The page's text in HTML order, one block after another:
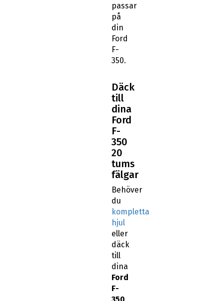
passar
på
din
Ford
F-
350.
Däck
till
dina
Ford
F-
350
20
tums
fälgar
Behöver
du
kompletta
hjul
eller
däck
till
dina
Ford
F-